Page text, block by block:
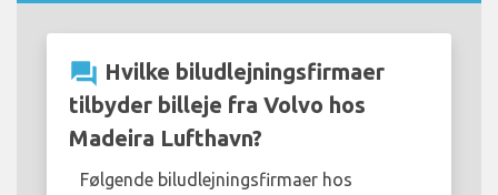
question_answer Hvilke biludlejningsfirmaer
tilbyder billeje fra Volvo hos
Madeira Lufthavn?
Følgende biludlejningsfirmaer hos